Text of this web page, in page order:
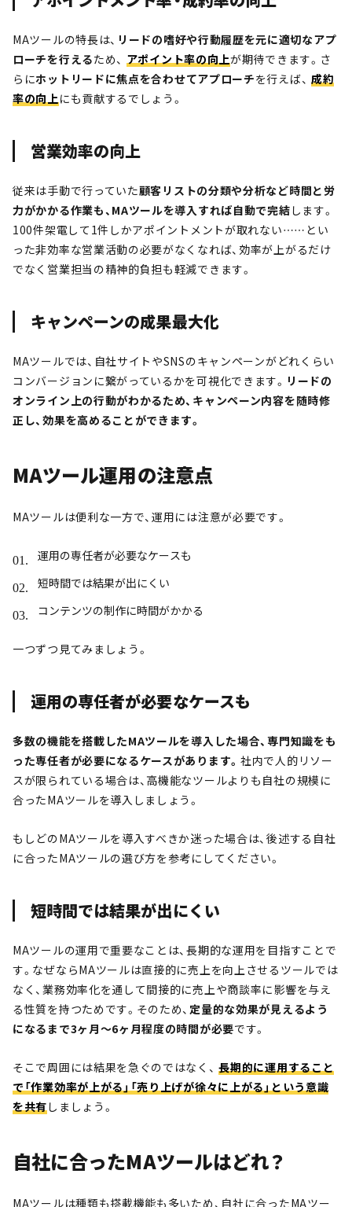
MAツールの特長は、 リードの嗜好や行動履歴を元に適切なアプ
ローチを行えるため、 アポイント率の向上が期待できます。さ
らにホットリードに焦点を合わせてアプローチを行えば、 成約
率の向上にも貢献するでしょう。
営業効率の向上
従来は手動で行っていた顧客リストの分類や分析など時間と労
力がかかる作業も、MAツールを導入すれば自動で完結 します。
100件架電して1件しかアポイントメントが取れない……とい
った非効率な営業活動の必要がなくなれば、効率が上がるだけ
でなく営業担当の精神的負担も軽減できます。
キャンペーンの成果最大化
MAツールでは、自社サイトやSNSのキャンペーンがどれくらい
コンバージョンに繋がっているかを可視化できます。 リードの
オンライン上の行動がわかるため、キャンペーン内容を随時修
正し、効果を高めることができます。
MAツール運用の注意点
MAツールは便利な一方で、運用には注意が必要です。
運用の専任者が必要なケースも
短時間では結果が出にくい
コンテンツの制作に時間がかかる
一つずつ見てみましょう。
運用の専任者が必要なケースも
多数の機能を搭載したMAツールを導入した場合、専門知識をも
った専任者が必要になるケースがあります。 社内で人的リソー
スが限られている場合は、高機能なツールよりも自社の規模に
合ったMAツールを導入しましょう。
もしどのMAツールを導入すべきか迷った場合は、後述する自社
に合ったMAツールの選び方を参考にしてください。
短時間では結果が出にくい
MAツールの運用で重要なことは、長期的な運用を目指すことで
す。なぜならMAツールは直接的に売上を向上させるツールでは
なく、業務効率化を通して間接的に売上や商談率に影響を与え
る性質を持つためです。そのため、定量的な効果が見えるよう
になるまで3ヶ月〜6ヶ月程度の時間が必要です。
そこで周囲には結果を急ぐのではなく、長期的に運用すること
で「作業効率が上がる」「売り上げが徐々に上がる」という意識
を共有しましょう。
自社に合ったMAツールはどれ？
MAツールは種類も搭載機能も多いため、自社に合ったMAツー